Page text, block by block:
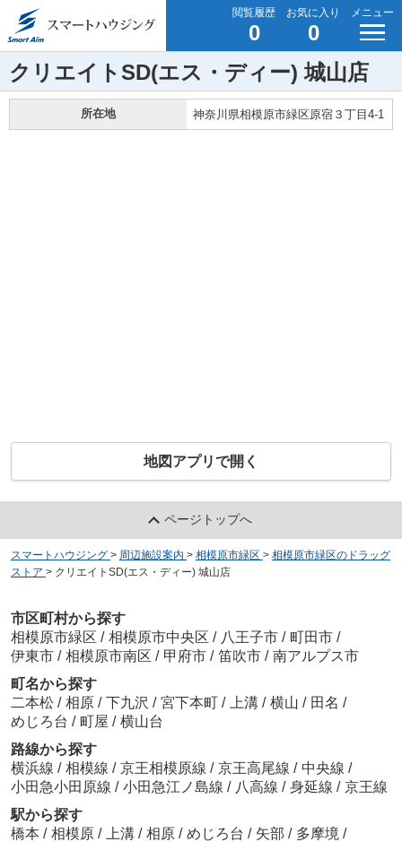
閲覧履歴
0
お気に入り
0
メニュー
クリエイトSD(エス・ディー) 城山店
所在地 神奈川県相模原市緑区原宿３丁目4-1
地図アプリで開く
ページトップへ
スマートハウジング > 周辺施設案内 > 相模原市緑区 > 相模原市緑区のドラッグ
ストア > クリエイトSD(エス・ディー) 城山店
市区町村から探す
相模原市緑区 / 相模原市中央区 / 八王子市 / 町田市 /
伊東市 / 相模原市南区 / 甲府市 / 笛吹市 / 南アルプス市
町名から探す
二本松 / 相原 / 下九沢 / 宮下本町 / 上溝 / 横山 / 田名 /
めじろ台 / 町屋 / 横山台
路線から探す
横浜線 / 相模線 / 京王相模原線 / 京王高尾線 / 中央線 /
小田急小田原線 / 小田急江ノ島線 / 八高線 / 身延線 / 京王線
駅から探す
橋本 / 相模原 / 上溝 / 相原 / めじろ台 / 矢部 / 多摩境 /